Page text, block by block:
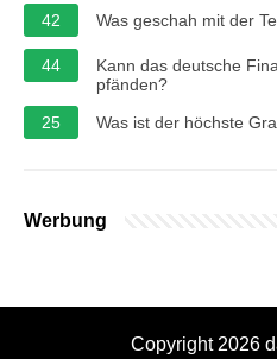
42
Was geschah mit der
44
Kann das deutsche
pfänden?
25
Was ist der höchste
Werbung
Copyright 2026